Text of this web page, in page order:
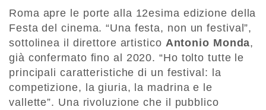
Roma apre le porte alla 12esima edizione della
Festa del cinema. “Una festa, non un festival”,
sottolinea il direttore artistico Antonio Monda,
già confermato fino al 2020. “Ho tolto tutte le
principali caratteristiche di un festival: la
competizione, la giuria, la madrina e le
vallette”. Una rivoluzione che il pubblico